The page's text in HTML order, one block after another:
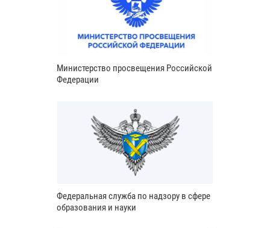
Министерство просвещения Российской
Федерации
Федеральная служба по надзору в сфере
образования и науки